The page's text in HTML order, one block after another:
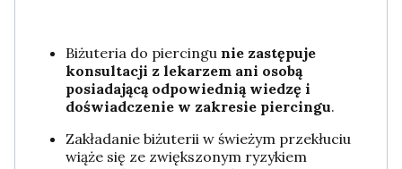
Biżuteria do piercingu nie zastępuje
konsultacji z lekarzem ani osobą
posiadającą odpowiednią wiedzę i
doświadczenie w zakresie piercingu.
Zakładanie biżuterii w świeżym przekłuciu
wiąże się ze zwiększonym ryzykiem